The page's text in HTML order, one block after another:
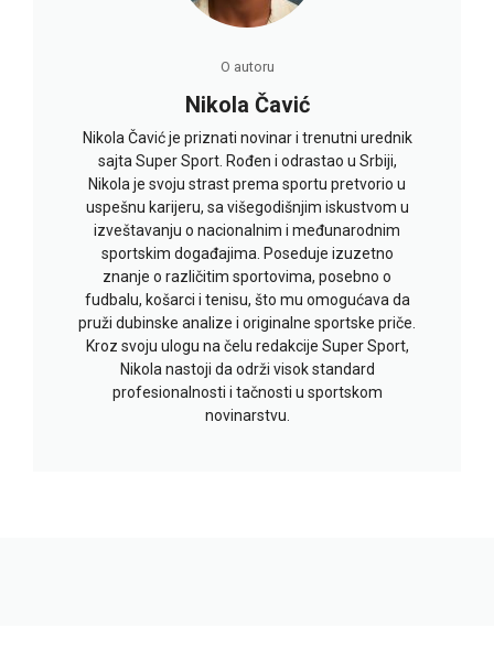
O autoru
Nikola Čavić
Nikola Čavić je priznati novinar i trenutni urednik
sajta Super Sport. Rođen i odrastao u Srbiji,
Nikola je svoju strast prema sportu pretvorio u
uspešnu karijeru, sa višegodišnjim iskustvom u
izveštavanju o nacionalnim i međunarodnim
sportskim događajima. Poseduje izuzetno
znanje o različitim sportovima, posebno o
fudbalu, košarci i tenisu, što mu omogućava da
pruži dubinske analize i originalne sportske priče.
Kroz svoju ulogu na čelu redakcije Super Sport,
Nikola nastoji da održi visok standard
profesionalnosti i tačnosti u sportskom
novinarstvu.